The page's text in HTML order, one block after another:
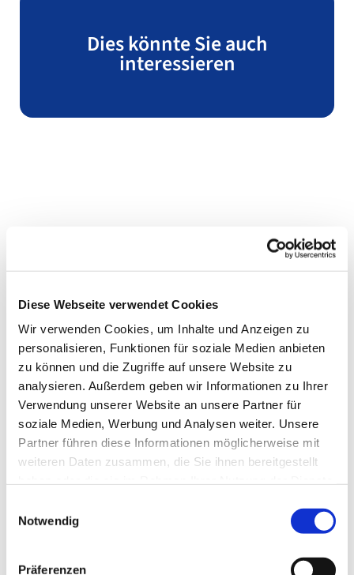
Diese Webseite verwendet Cookies
Wir verwenden Cookies, um Inhalte und Anzeigen zu
personalisieren, Funktionen für soziale Medien anbieten
zu können und die Zugriffe auf unsere Website zu
analysieren. Außerdem geben wir Informationen zu Ihrer
Verwendung unserer Website an unsere Partner für
soziale Medien, Werbung und Analysen weiter. Unsere
Partner führen diese Informationen möglicherweise mit
weiteren Daten zusammen, die Sie ihnen bereitgestellt
Notwendig
Präferenzen
Dies könnte Sie auch
interessieren
Gemeindebrief